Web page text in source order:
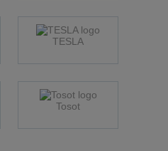
TESLA
Tosot